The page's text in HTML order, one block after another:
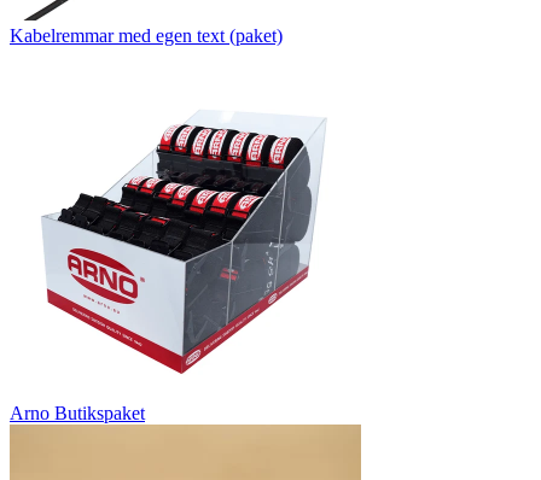
Kabelremmar med egen text (paket)
Arno Butikspaket